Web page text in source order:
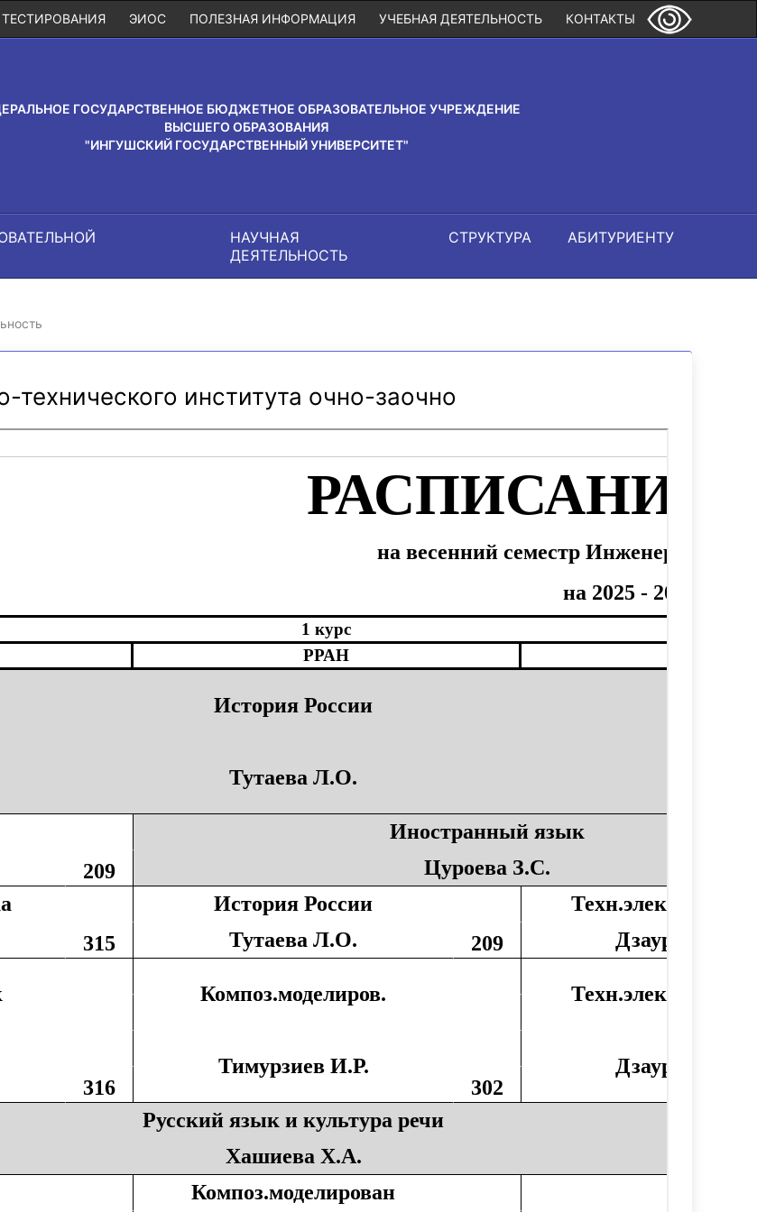
КОНТАКТЫ
УЧЕБНАЯ ДЕЯТЕЛЬНОСТЬ
ПОЛЕЗНАЯ ИНФОРМАЦИЯ
ЭИОС
ТЕСТИРОВАНИЯ
ГОСУДАРСТВЕННОЕ БЮДЖЕТНОЕ ОБРАЗОВАТЕЛЬНОЕ УЧРЕЖДЕНИЕ
ВЫСШЕГО ОБРАЗОВАНИЯ
"ИНГУШСКИЙ ГОСУДАРСТВЕННЫЙ УНИВЕРСИТЕТ"
НАУЧНАЯ
ДЕЯТЕЛЬНОСТЬ
СТРУКТУРА АБИТУРИЕНТУ
института очно-заочно